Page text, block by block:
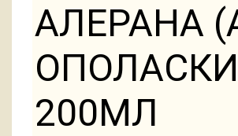
АЛЕРАНА
200МЛ